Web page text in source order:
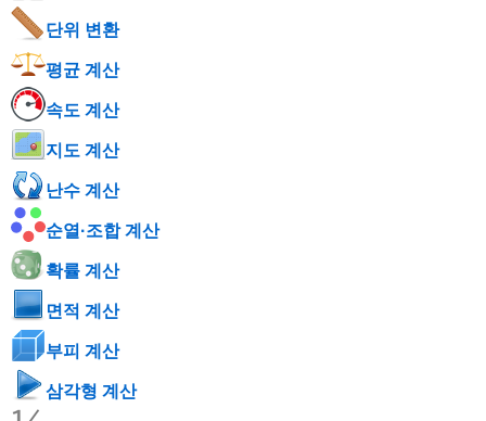
단위 변환
평균 계산
속도 계산
지도 계산
난수 계산
순열·조합 계산
확률 계산
면적 계산
부피 계산
삼각형 계산